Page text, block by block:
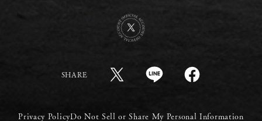
SHARE
Privacy PolicyDo Not Sell or Share My Personal Information